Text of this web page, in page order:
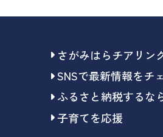
さがみはらチアリン
SNSで最新情報をチ
ふるさと納税するな
子育てを応援